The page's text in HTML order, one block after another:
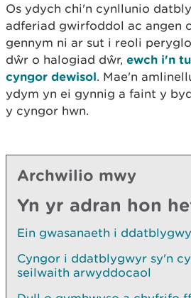
Os ydych chi'n cynllunio
adferiad gwirfoddol ac angen
gennym ni ar sut i reoli
dŵr o halogiad dŵr, ewch i'n
cyngor dewisol. Mae'n
ydym yn ei gynnig a faint y
y cyngor hwn.
Archwilio mwy
Yn yr adran hon
Ein gwasanaeth i
Cyngor i ddatblygwyr sy'n
seilwaith arwyddocaol